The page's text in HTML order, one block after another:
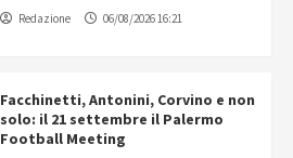
Redazione 06/08/2026 16:21
Facchinetti, Antonini, Corvino e non
solo: il 21 settembre il Palermo
Football Meeting